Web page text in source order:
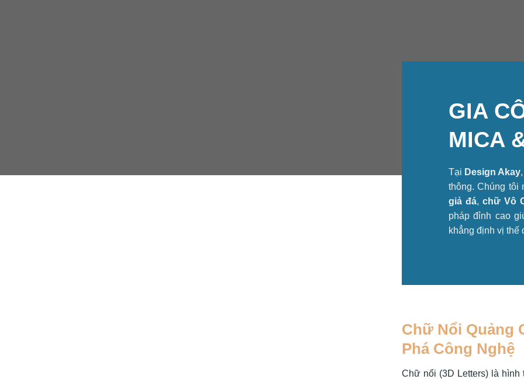
GIA
MICA
Tại Design Akay
thông. Chúng tôi
giả đá,chữ Vô
pháp đỉnh cao
khẳng định vị thế
Chữ Nổi Quảng
Phá Công Nghệ
Chữ nổi (3D Letters) là hình